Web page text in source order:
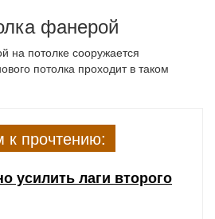
фанерой
на потолке сооружается
потолка проходит в таком
к прочтению:
усилить лаги второго